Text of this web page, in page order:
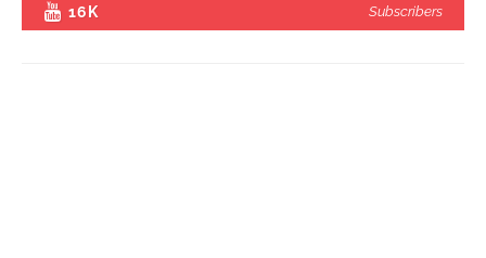
16K Subscribers